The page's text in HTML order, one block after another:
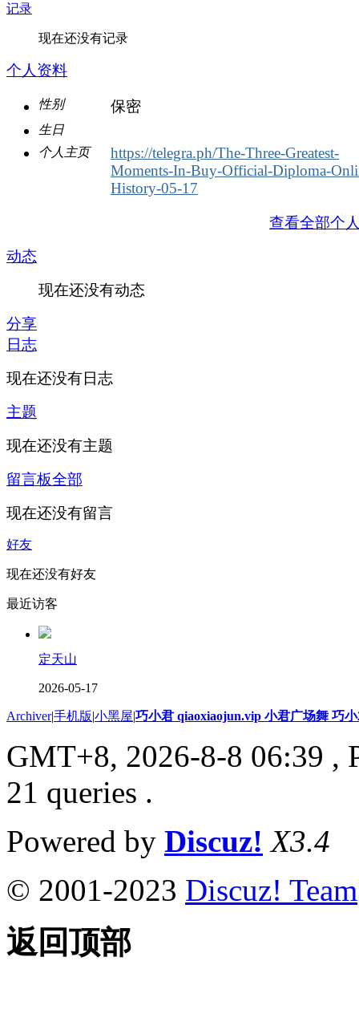
记录
现在还没有记录
个人资料
性别 保密
生日
个人主页
https://telegra.ph/The-Three-Greatest-
Moments-In-Buy-Official-Diploma-
History-05-17
查看全部个
动态
现在还没有动态
分享
日志
现在还没有日志
主题
现在还没有主题
留言板全部
现在还没有留言
好友
现在还没有好友
最近访客
定天山
2026-05-17
Archiver|手机版|小黑屋|巧小君 qiaoxiaojun.vip 小君广场舞 巧
GMT+8, 2026-8-8 06:39 ,
21 queries .
Powered by Discuz! X3.4
© 2001-2023 Discuz! Team
返回顶部